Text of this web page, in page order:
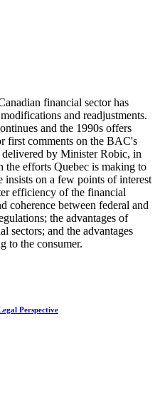
financial sector has
and readjustments.
and the 1990s offers
first comments on the BAC's
by Minister Robic, in
the efforts Quebec is making to
insists on a few points of interest
efficiency of the financial
coherence between federal and
the advantages of
sectors; and the advantages
to the consumer.
Perspective